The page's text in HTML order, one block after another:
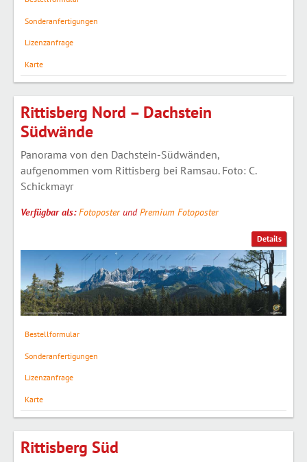
Sonderanfertigungen
Lizenzanfrage
Karte
Details
Rittisberg Nord – Dachstein
Südwände
Panorama von den Dachstein-Südwänden,
aufgenommen vom Rittisberg bei Ramsau. Foto: C.
Schickmayr
Verfügbar als:FotoposterundPremium Fotoposter
Bestellformular
Sonderanfertigungen
Lizenzanfrage
Karte
Rittisberg Süd